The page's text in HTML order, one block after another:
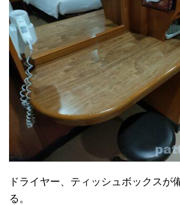
ドライヤー、ティッシュボックスが
る。